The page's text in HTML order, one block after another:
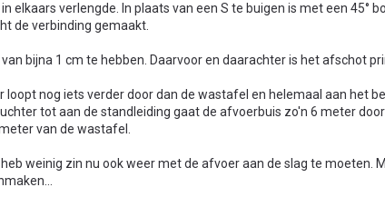
elkaars verlengde. In plaats van een S te buigen is met een 45°
de verbinding gemaakt.
bijna 1 cm te hebben. Daarvoor en daarachter is het afschot
nog iets verder door dan de wastafel en helemaal aan het
tot aan de standleiding gaat de afvoerbuis zo'n 6 meter
van de wastafel.
weinig zin nu ook weer met de afvoer aan de slag te moeten.